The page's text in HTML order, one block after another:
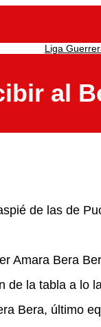
Liga
al
de las de
Amara Bera
de la tabla a lo
Bera, último